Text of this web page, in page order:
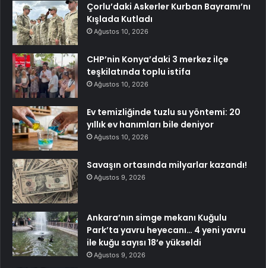
Çorlu’daki Askerler Kurban Bayramı’nı
Kışlada Kutladı
Ağustos 10, 2026
CHP’nin Konya’daki 3 merkez ilçe
teşkilatında toplu istifa
Ağustos 10, 2026
Ev temizliğinde tuzlu su yöntemi: 20
yıllık ev hanımları bile deniyor
Ağustos 10, 2026
Savaşın ortasında milyarlar kazandı!
Ağustos 9, 2026
Ankara’nın simge mekanı Kuğulu
Park’ta yavru heyecanı… 4 yeni yavru
ile kuğu sayısı 18’e yükseldi
Ağustos 9, 2026